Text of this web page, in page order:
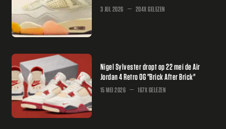
3 JUL 2026 204X GELEZEN
Nigel Sylvester dropt op 22 mei de Air
Jordan 4 Retro OG "Brick After Brick"
15 MEI 2026 167X GELEZEN